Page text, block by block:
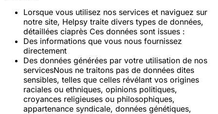
Lorsque vous utilisez nos services et naviguez sur
notre site, Helpsy traite divers types de données,
détaillées ciaprès Ces données sont issues :
Des informations que vous nous fournissez
directement
Des données générées par votre utilisation de nos
servicesNous ne traitons pas de données dites
sensibles, telles que celles révélant vos origines
raciales ou ethniques, opinions politiques,
croyances religieuses ou philosophiques,
appartenance syndicale, données génétiques,